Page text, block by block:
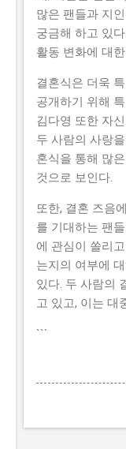
많은 팬들과 지
궁금해 하고 있
활동 변화에 대
결혼식은 더욱
공개하기 위해
김다영 또한 자
두 사람의 사랑
혼식을 통해 많
것으로 보인다.
또한, 결혼 즈음
를 기대하는 팬
에 관심이 쏠리
는지의 여부에
있다. 두 사람의
고 있고, 이는 대
```